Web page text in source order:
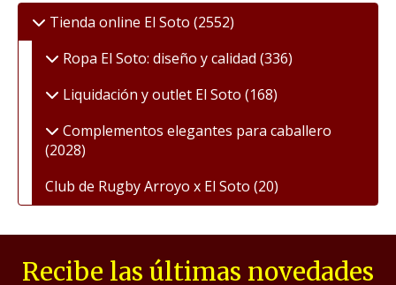
Tienda online El Soto (2552)
Ropa El Soto: diseño y calidad (336)
Liquidación y outlet El Soto (168)
Complementos elegantes para caballero
(2028)
Club de Rugby Arroyo x El Soto (20)
Recibe las últimas novedades